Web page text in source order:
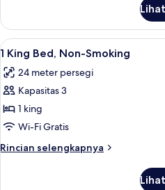
Smoking
1
King
Bed,
Accessible,
Non-
Smoking
Lihat
semua
foto
untuk
1
King
Bed,
Non-
8
1 King Bed, Non-Smoking
24 meter persegi
Kapasitas 3
1 king
Wi-Fi Gratis
Rincian selengkapnya
Rincian